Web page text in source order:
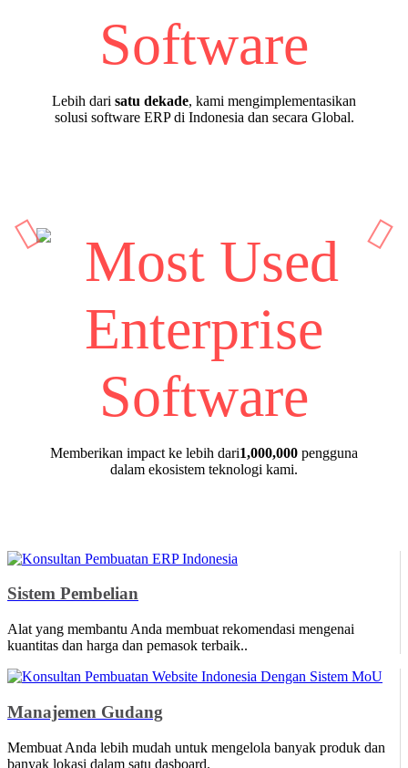
Lebih dari satu dekade, kami mengimplementasikan
solusi software ERP di Indonesia dan secara Global.
Memberikan impact ke lebih dari1,000,000 pengguna
dalam ekosistem teknologi kami.
Sistem Pembelian
Alat yang membantu Anda membuat rekomendasi mengenai
kuantitas dan harga dan pemasok terbaik..
Manajemen Gudang
Membuat Anda lebih mudah untuk mengelola banyak produk dan
banyak lokasi dalam satu dasboard.